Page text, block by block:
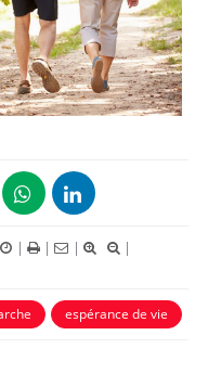
| | |
|
espérance de vie